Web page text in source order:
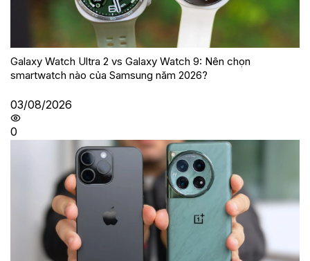
Galaxy Watch Ultra 2 vs Galaxy Watch 9: Nên chọn
smartwatch nào của Samsung năm 2026?
03/08/2026
0